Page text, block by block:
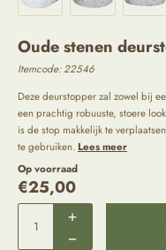
Oude stenen
Itemcode: 22546
Deze deurstopper zal zowel bij
een prachtig robuuste, stoere
is de stop makkelijk te
te gebruiken.Lees meer
Op voorraad
€25,00